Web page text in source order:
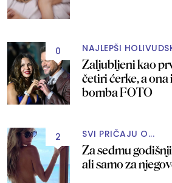
0 NAJLEPŠI
Zaljubljeni kao
četiri ćerke, a
bomba FOTO
2 SVI PRIČAJU O...
Za sedmu
ali samo za